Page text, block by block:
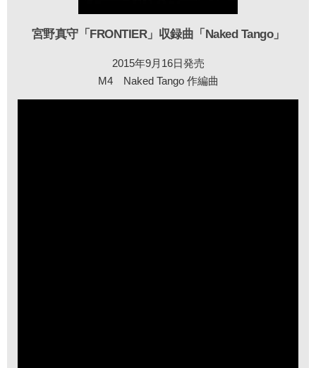
宮野真守「FRONTIER」収録曲「Naked Tango」
2015年9月16日発売
M4 Naked Tango 作編曲